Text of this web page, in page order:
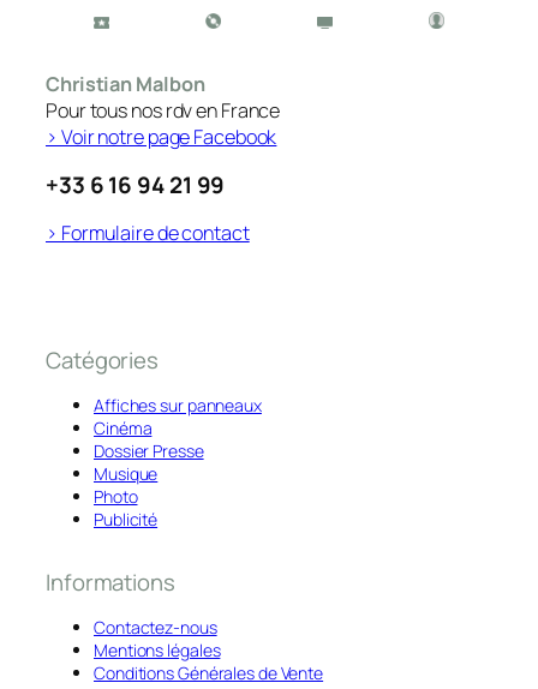
Christian Malbon
Pour tous nos rdv en France
> Voir notre page Facebook
+33 6 16 94 21 99
> Formulaire de contact
Catégories
Affiches sur panneaux
Cinéma
Dossier Presse
Musique
Photo
Publicité
Informations
Contactez-nous
Mentions légales
Conditions Générales de Vente